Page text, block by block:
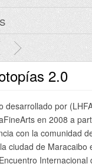
2.0
desarrollado por
en 2008 a
con la comunidad
ciudad de Maracaibo
Internacional